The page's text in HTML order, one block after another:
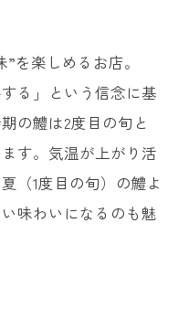
を楽しめるお店。
る」という信念に基
の鱧は2度目の旬と
す。気温が上がり活
（1度目の旬）の鱧よ
味わいになるのも魅